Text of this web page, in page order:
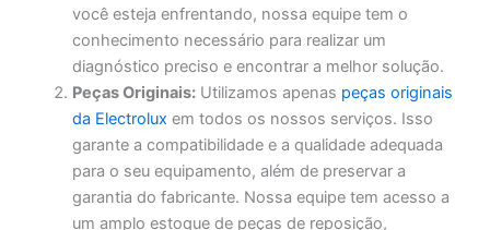
você esteja enfrentando, nossa equipe tem o
conhecimento necessário para realizar um
diagnóstico preciso e encontrar a melhor solução.
Peças Originais: Utilizamos apenas peças originais
da Electrolux em todos os nossos serviços. Isso
garante a compatibilidade e a qualidade adequada
para o seu equipamento, além de preservar a
garantia do fabricante. Nossa equipe tem acesso a
um amplo estoque de peças de reposição,